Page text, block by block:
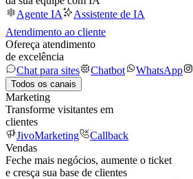
Agente IA
Assistente de IA
Atendimento ao cliente
Ofereça atendimento
de excelência
Chat para sites
Chatbot WhatsApp
Todos os canais
Marketing
Transforme visitantes em
clientes
JivoMarketing
Callback
Vendas
Feche mais negócios, aumente o ticket
e cresça sua base de clientes